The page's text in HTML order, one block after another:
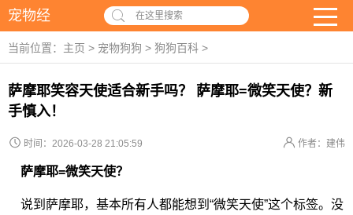
宠物经 在这里搜索
当前位置： 主页 > 宠物狗狗 > 狗狗百科 >
萨摩耶笑容天使适合新手吗？ 萨摩耶=微笑天使？新
手慎入！
时间：2026-03-28 21:05:59 作者：建伟
萨摩耶=微笑天使？
说到萨摩耶，基本所有人都能想到“微笑天使”这个标签。没